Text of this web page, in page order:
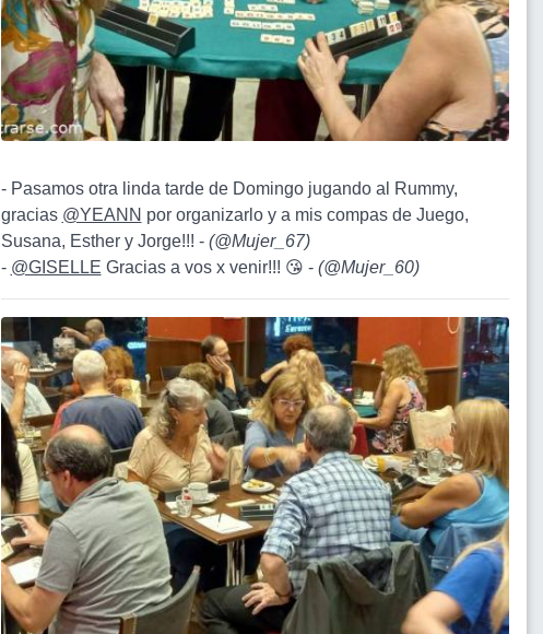
- Pasamos otra linda tarde de Domingo jugando al Rummy,
gracias @YEANN por organizarlo y a mis compas de Juego,
Susana, Esther y Jorge!!! - (@Mujer_67)
- @GISELLE Gracias a vos x venir!!! 😘 - (@Mujer_60)